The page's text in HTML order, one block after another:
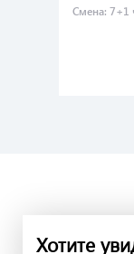
Смена: 7+1
Хотите